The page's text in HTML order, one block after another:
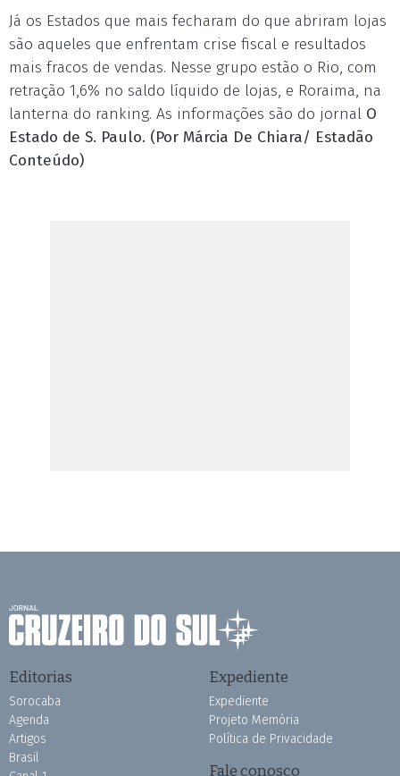
Já os Estados que mais fecharam do que abriram lojas
são aqueles que enfrentam crise fiscal e resultados
mais fracos de vendas. Nesse grupo estão o Rio, com
retração 1,6% no saldo líquido de lojas, e Roraima, na
lanterna do ranking. As informações são do jornal O
Estado de S. Paulo. (Por Márcia De Chiara/ Estadão
Conteúdo)
Editorias
Sorocaba
Agenda
Artigos
Brasil
Expediente
Expediente
Projeto Memória
Política de Privacidade
Fale conosco